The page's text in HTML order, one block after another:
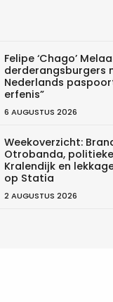
Felipe ‘Chago’
derderangsburgers
Nederlands
erfenis”
6 AUGUSTUS 2026
Weekoverzicht:
Otrobanda,
Kralendijk en
op Statia
2 AUGUSTUS 2026